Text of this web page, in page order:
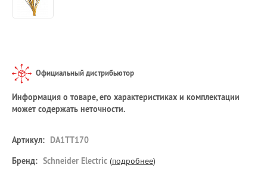
Официальный дистрибьютор
Информация о товаре, его характеристиках и комплектации
может содержать неточности.
Артикул: DA1TT170
Бренд: Schneider Electric (подробнее)